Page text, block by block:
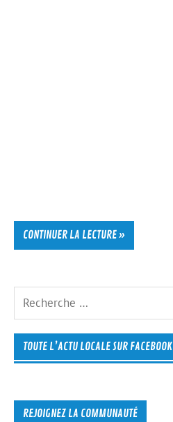
CONTINUER LA LECTURE »
TOUTE L’ACTU LOCALE SUR FACEBOOK
REJOIGNEZ LA COMMUNAUTÉ